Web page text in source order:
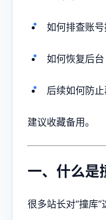
如何排查账
如何恢复后台
后续如何防
建议收藏备用。
一、什么是
很多站长对“撞库”